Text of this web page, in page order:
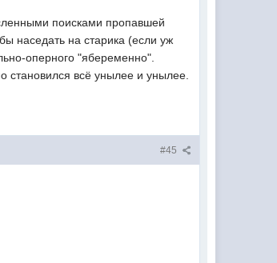
поисками пропавшей
наседать на старика (если уж
оперного "ябеременно".
становился всё унылее и унылее.
#45